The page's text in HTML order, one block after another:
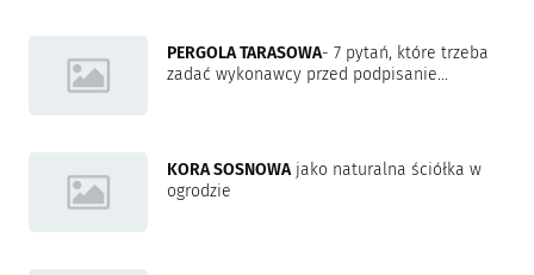
PERGOLA TARASOWA- 7 pytań, które trzeba
zadać wykonawcy przed podpisanie...
KORA SOSNOWAjako naturalna ściółka w
ogrodzie